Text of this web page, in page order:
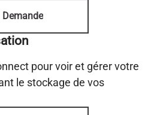
Demande
pour voir et gérer votre
le stockage de vos